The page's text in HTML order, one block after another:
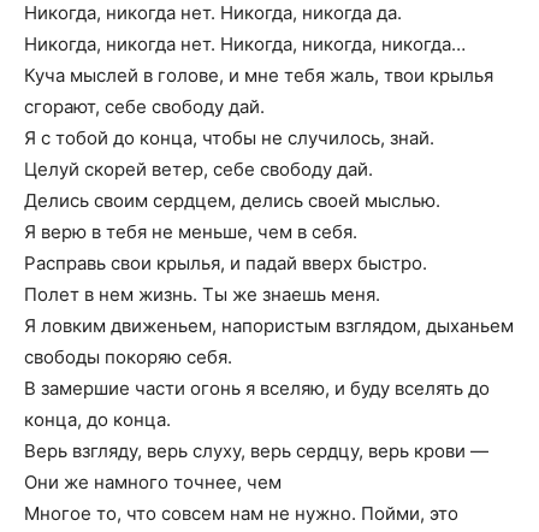
Никогда, никогда нет. Никогда, никогда да.
Никогда, никогда нет. Никогда, никогда, никогда…
Куча мыслей в голове, и мне тебя жаль, твои крылья
сгорают, себе свободу дай.
Я с тобой до конца, чтобы не случилось, знай.
Целуй скорей ветер, себе свободу дай.
Делись своим сердцем, делись своей мыслью.
Я верю в тебя не меньше, чем в себя.
Расправь свои крылья, и падай вверх быстро.
Полет в нем жизнь. Ты же знаешь меня.
Я ловким движеньем, напористым взглядом, дыханьем
свободы покоряю себя.
В замершие части огонь я вселяю, и буду вселять до
конца, до конца.
Верь взгляду, верь слуху, верь сердцу, верь крови —
Они же намного точнее, чем
Многое то, что совсем нам не нужно. Пойми, это